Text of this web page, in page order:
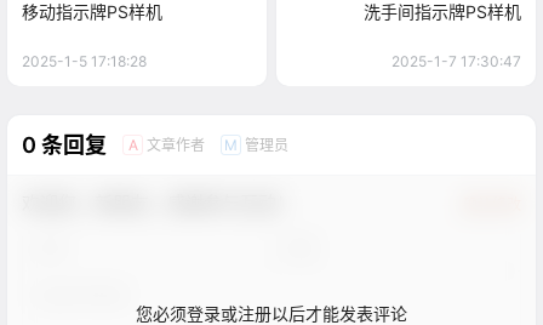
移动指示牌PS样机
2025-1-5 17:18:28
洗手间指示牌PS样机
2025-1-7 17:30:47
0 条回复 A 文章作者 M 管理员
您必须登录或注册以后才能发表评论